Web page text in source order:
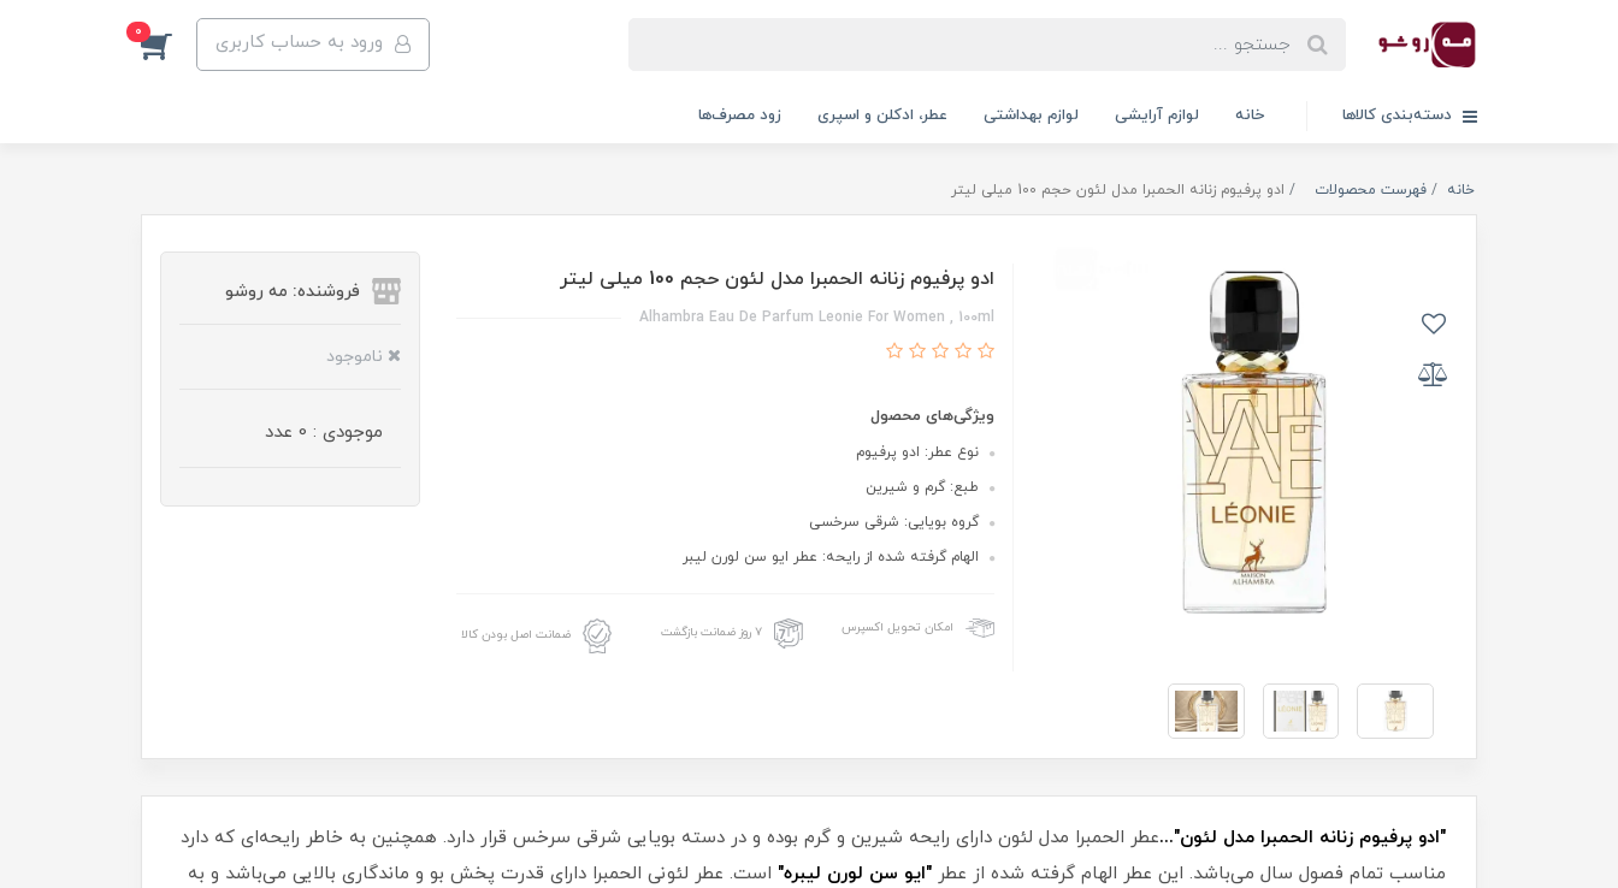
ورود به حساب کاربری 0
دسته‌بندی کالاها خانه لوازم آرایشی لوازم بهداشتی عطر، ادکلن و اسپری زود مصرف‌ها
خانه فهرست محصولات ادو پرفیوم زنانه الحمبرا مدل لئون حجم 100 میلی لیتر
ادو پرفیوم زنانه الحمبرا مدل لئون حجم 100 میلی لیتر
Alhambra Eau De Parfum Leonie For Women , 100ml
ویژگی‌های محصول
نوع عطر: ادو پرفیوم
طبع: گرم و شیرین
گروه بویایی: شرقی سرخسی
الهام گرفته شده از رایحه: عطر ایو سن لورن لیبر
امکان تحویل اکسپرس ۷ روز ضمانت بازگشت ضمانت اصل بودن کالا
فروشنده: مه رو‌شو
ناموجود
موجودی : 0 عدد
"ادو پرفیوم زنانه الحمبرا مدل لئون"...عطر الحمبرا مدل لئون دارای رایحه شیرین و گرم بوده و در دسته بویایی شرقی سرخس قرار دارد. همچنین به خاطر رایحه‌ای که دارد
مناسب تمام فصول سال می‌باشد. این عطر الهام گرفته شده از عطر "ایو سن لورن لیبره" است. عطر لئونی الحمبرا دارای قدرت پخش بو و ماندگاری بالایی می‌باشد و به